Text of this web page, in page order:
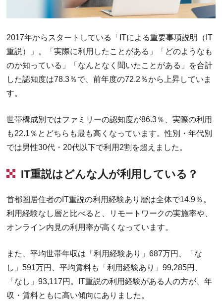
2017年からスタートしている「ITによる重要事項説明（IT
重説）」。「実際に利用したことがある」「どのようなも
のか知っている」「なんとなく聞いたことがある」を合計
した認知度は78.3％で、前年度の72.2％から上昇していま
す。
世帯構成別ではファミリーの認知度が86.3％、実際の利用
も22.1％とどちらも最も高くなっています。性別・年代別
では男性30代・20代以下で利用2割を超えました。
IT重説はどんな人が利用している？
首都圏居住者のIT重説の利用経験あり層は全体で14.9％。
利用経験なし層と比べると、リモートワークの実施率や、
オンライン内見の利用率が高くなっています。
また、平均世帯年収は「利用経験あり」687万円、「な
し」591万円、平均賃料も「利用経験あり」99,285円、
「なし」93,117円。IT重説の利用経験がある人の方が、年
収・賃料ともに高い傾向にありました。